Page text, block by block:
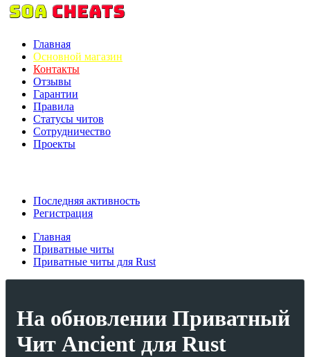
Главная
Основной магазин
Контакты
Отзывы
Гарантии
Правила
Статусы читов
Сотрудничество
Проекты
Последняя активность
Регистрация
Главная
Приватные читы
Приватные читы для Rust
На обновлении Приватный
Чит Ancient для Rust